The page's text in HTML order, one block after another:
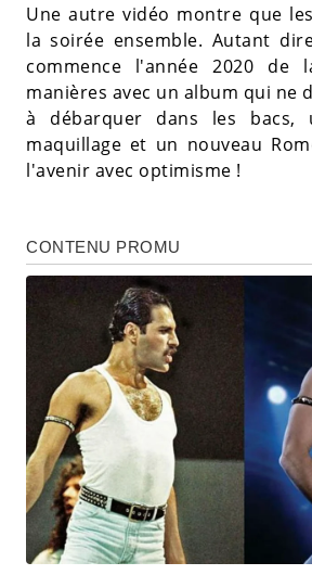
Une autre vidéo montre que
la soirée ensemble. Autant
commence l'année 2020 de
manières avec un album qui ne
à débarquer dans les bacs,
maquillage et un nouveau
l'avenir avec optimisme !